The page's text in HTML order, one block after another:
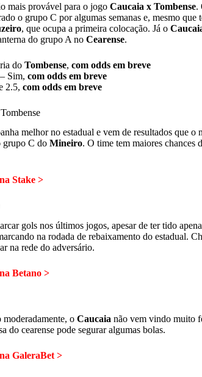
mais provável para o jogo Caucaia x Tombense.
o grupo C por algumas semanas e, mesmo que
, que ocupa a primeira colocação. Já o
do grupo A no Cearense.
do Tombense, com odds em breve
Sim, com odds em breve
2.5, com odds em breve
melhor no estadual e vem de resultados que o
grupo C do Mineiro. O time tem maiores chances
Stake >
gols nos últimos jogos, apesar de ter tido
na rodada de rebaixamento do estadual.
na rede do adversário.
Betano >
o Caucaia não vem vindo muito
do cearense pode segurar algumas bolas.
GaleraBet >